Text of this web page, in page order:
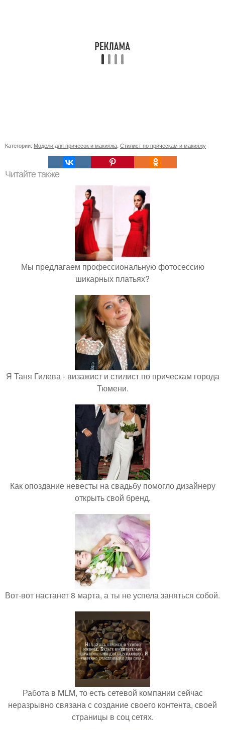
Категории: Модели для причесок и макияжа, Стилист по прическам и макияжу
Читайте также
Мы предлагаем профессиональную фотосессию
шикарных платьях?
Я Таня Гилева - визажист и стилист по прическам города
Тюмени.
Как опоздание невесты на свадьбу помогло дизайнеру
открыть свой бренд.
Вот-вот настанет 8 марта, а ты не успела заняться собой.
Работа в MLM, то есть сетевой компании сейчас
неразрывно связана с создание своего контента, своей
страницы в соц сетях.